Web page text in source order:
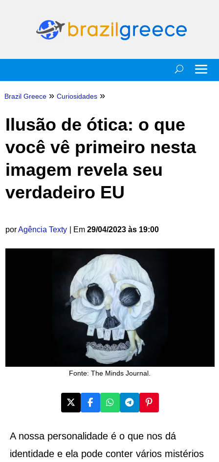
Brazil Greece » Curiosidades »
Ilusão de ótica: o que
você vê primeiro nesta
imagem revela seu
verdadeiro EU
porAgência Texty | Em 29/04/2023 às 19:00
Fonte: The Minds Journal.
A nossa personalidade é o que nos dá
identidade e ela pode conter vários mistérios